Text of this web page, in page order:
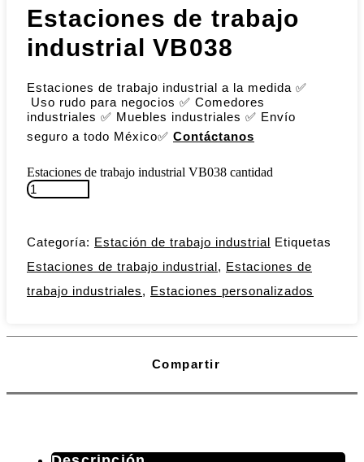
Estaciones de trabajo
industrial VB038
Estaciones de trabajo industrial a la medida ✅
Uso rudo para negocios ✅ Comedores
industriales ✅ Muebles industriales ✅ Envío
seguro a todo México✅ Contáctanos
Estaciones de trabajo industrial VB038 cantidad
Categoría: Estación de trabajo industrial Etiquetas
Estaciones de trabajo industrial, Estaciones de
trabajo industriales, Estaciones personalizados
Compartir